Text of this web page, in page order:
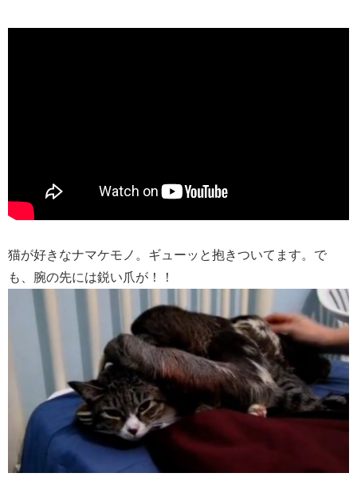
猫が好きなナマケモノ。ギューッと抱きついてます。で
も、腕の先には鋭い爪が！！